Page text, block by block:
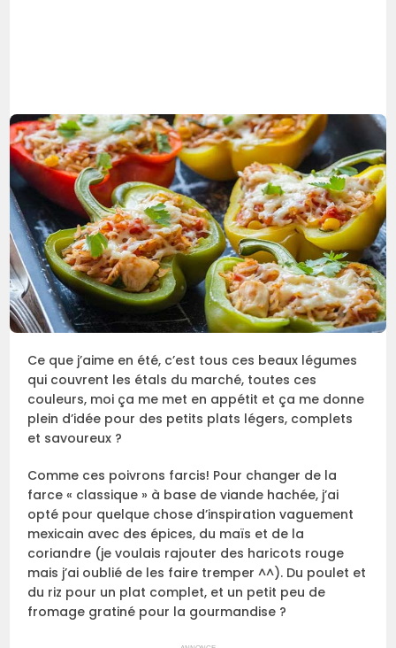
Ce que j’aime en été, c’est tous ces beaux légumes
qui couvrent les étals du marché, toutes ces
couleurs, moi ça me met en appétit et ça me donne
plein d’idée pour des petits plats légers, complets
et savoureux ?
Comme ces poivrons farcis! Pour changer de la
farce « classique » à base de viande hachée, j’ai
opté pour quelque chose d’inspiration vaguement
mexicain avec des épices, du maïs et de la
coriandre (je voulais rajouter des haricots rouge
mais j’ai oublié de les faire tremper ^^). Du poulet et
du riz pour un plat complet, et un petit peu de
fromage gratiné pour la gourmandise ?